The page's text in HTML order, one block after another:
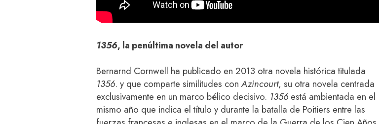
1356, la penúltima novela del autor
Bernarnd Cornwell ha publicado en 2013 otra novela histórica titulada
1356. y que comparte similitudes conAzincourt, su otra novela centrada
exclusivamente en un marco bélico decisivo. 1356 está ambientada en el
mismo año que indica el título y durante la batalla de Poitiers entre las